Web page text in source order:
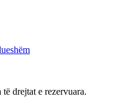
drejtat e rezervuara.